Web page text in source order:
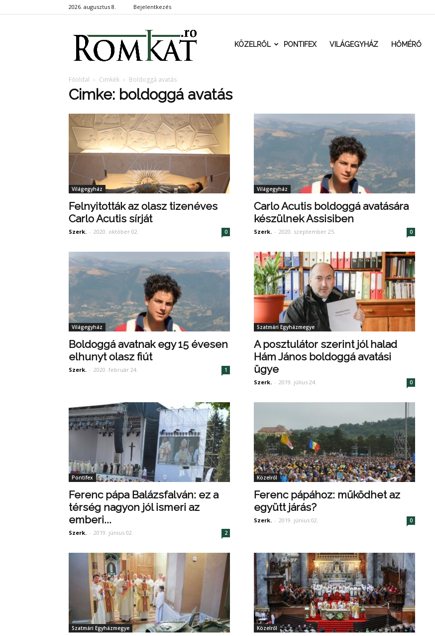
2026. augusztus 8. Bejelentkezés
RomKat.roKÖZELRŐL PONTIFEX VILÁGEGYHÁZ HŐMÉRŐ
Főoldal Cimkék Boldoggá avatás
Cimke: boldoggá avatás
Világegyház
Felnyitották az olasz tizenéves
Carlo Acutis sírját
Szerk. - 2020. október 02. 0
Világegyház
Carlo Acutis boldoggá avatására
készülnek Assisiben
Szerk. - 2020. szeptember 25. 0
Világegyház
Boldoggá avatnak egy 15 évesen
elhunyt olasz fiút
Szerk. - 2020. február 24. 1
Szatmári Egyházmegye
A posztulátor szerint jól halad
Hám János boldoggá avatási
ügye
Szerk. - 2019. július 24. 0
Pontifex
Ferenc pápa Balázsfalván: ez a
térség nagyon jól ismeri az
emberi...
Szerk. - 2019. június 02. 2
Közelről
Ferenc pápához: működhet az
együtt járás?
Szerk. - 2019. június 02. 0
Szatmári Egyházmegye Közelről